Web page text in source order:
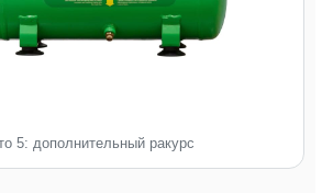
5: дополнительный ракурс